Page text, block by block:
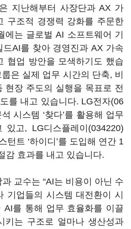
지난해부터 사장단과AX 가
구조적 경쟁력 강화를 주문한
에는 글로벌 AI 소프트웨어 기
드AI를 찾아 경영진과AX 가속
협업 방안을 모색하기도 했습
룹은 실제 업무 시간의 단축, 비
현장 주도의 실행을 목표로 전
를 내고 있습니다. LG전자(06
시스템 ‘찾다’를 활용해 업무
있고, LG디스플레이(034220)
턴트 ‘하이디 ’를 도입해 연간 1
감 효과를 내고 있습니다.
교수는 “AI는 비용이 아닌 수
기업들의 시스템 대전환이 시
AI를 통해 업무 효율화를 이끌
키는 구조로 얼마나 생산성과